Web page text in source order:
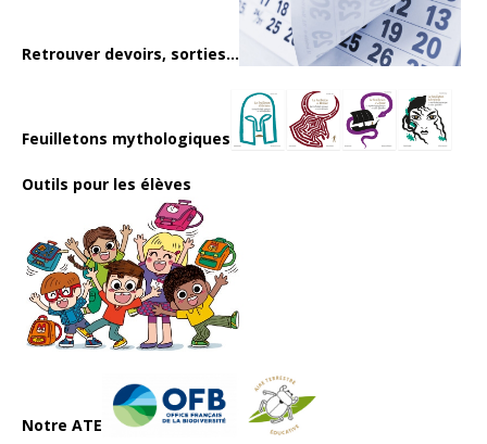
Retrouver devoirs, sorties...
Feuilletons mythologiques
Outils pour les élèves
Notre ATE